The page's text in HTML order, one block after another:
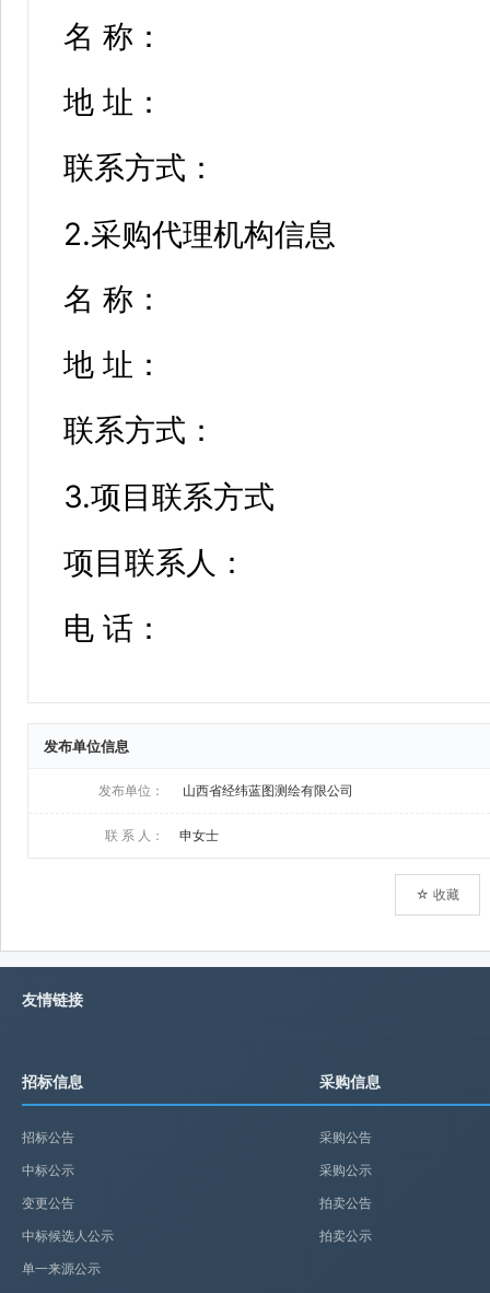
发布单位信息
发布单位： 山西省经纬蓝图测绘有限公司
联 系 人： 申女士
☆ 收藏
友情链接
招标信息
招标公告
中标公示
变更公告
中标候选人公示
单一来源公示
采购信息
采购公告
采购公示
拍卖公告
拍卖公示